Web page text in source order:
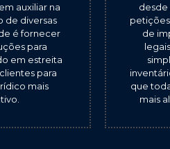
auxiliar na
de diversas
é fornecer
para
em estreita
para
mais
desde
de
que
mais